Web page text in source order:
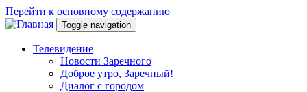
Перейти к основному содержанию
Toggle navigation
Телевидение
Новости Заречного
Доброе утро, Заречный!
Диалог с городом